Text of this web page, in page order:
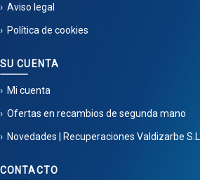
Aviso legal
Política de cookies
SU CUENTA
Mi cuenta
Ofertas en recambios de segunda mano
Novedades | Recuperaciones Valdizarbe S.L.
CONTACTO